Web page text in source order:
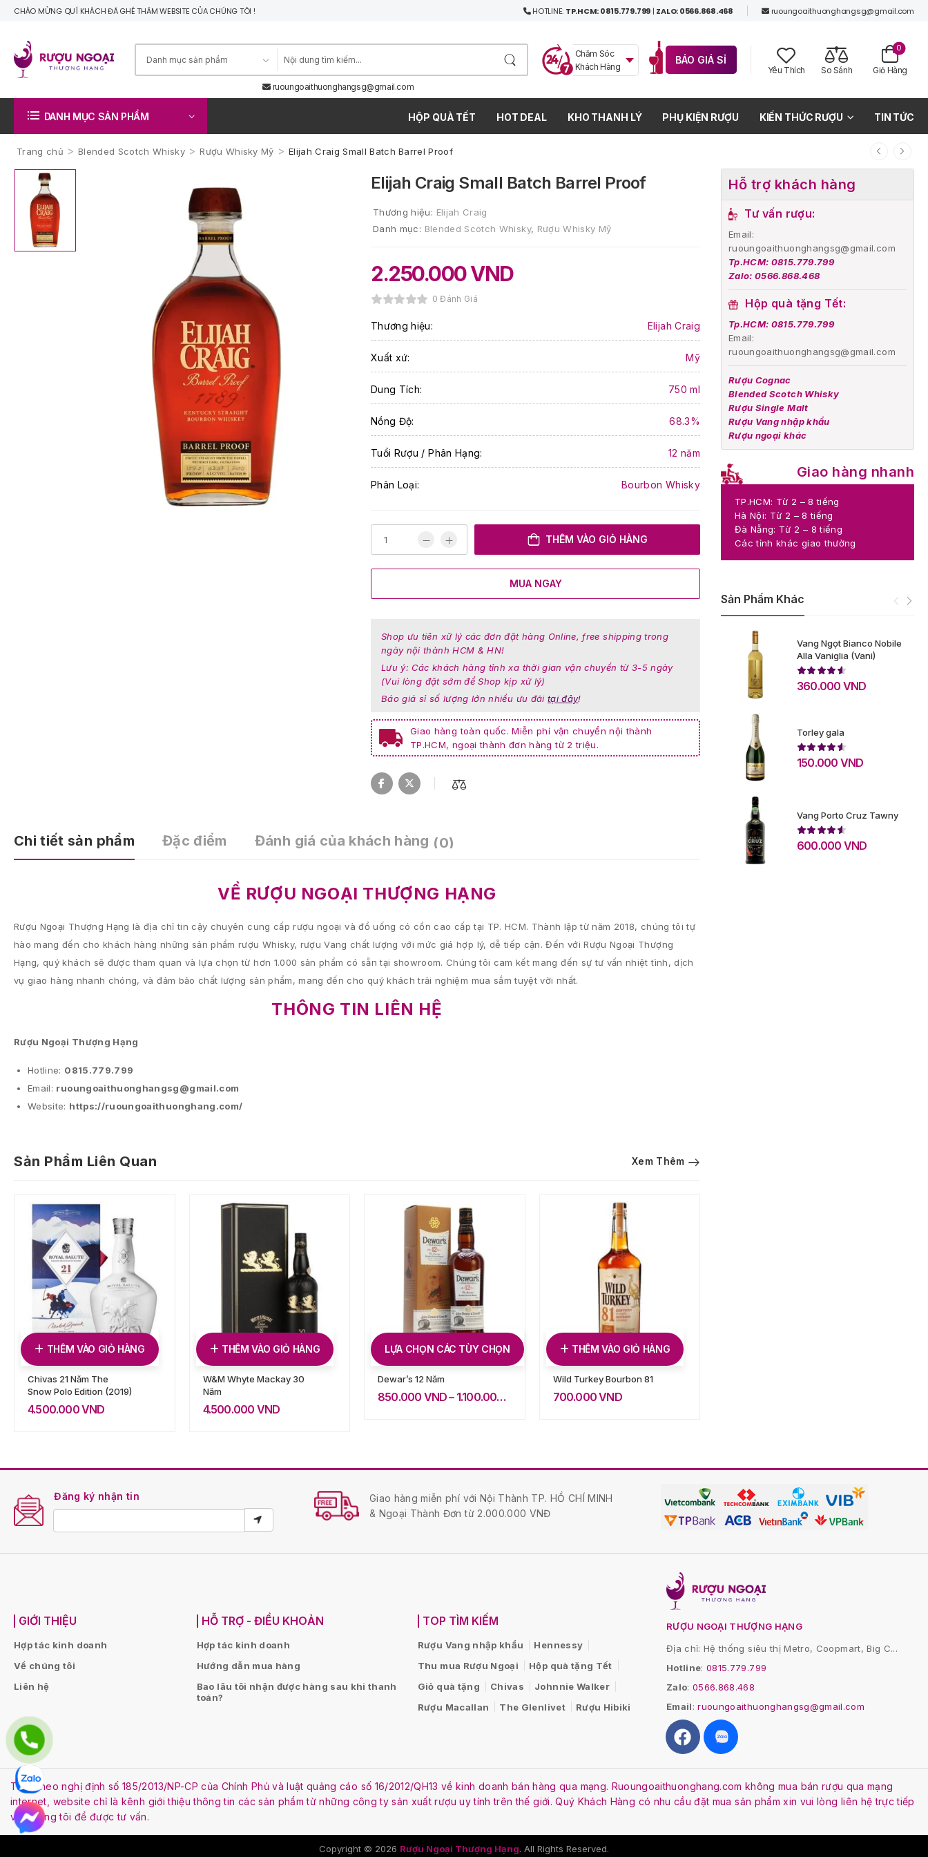
CHÀO MỪNG QUÍ KHÁCH ĐÃ GHÉ THĂM WEBSITE CỦA CHÚNG TÔI ! HOTLINE: TP.HCM: 0815.779.799 | ZALO: 0566.868.468 ruoungoaithuonghangsg@gmail.com
ruoungoaithuonghangsg@gmail.com
BÁO GIÁ SỈ
Chăm Sóc
Khách Hàng
Yêu Thích So Sánh Giỏ Hàng
0
DANH MỤC SẢN PHẨM HỘP QUÀ TẾT HOT DEAL KHO THANH LÝ PHỤ KIỆN RƯỢU KIẾN THỨC RƯỢU TIN TỨC
Trang chủ > Blended Scotch Whisky > Rượu Whisky Mỹ > Elijah Craig Small Batch Barrel Proof
Hỗ trợ khách hàng
Tư vấn rượu:
Email:
ruoungoaithuonghangsg@gmail.com
Tp.HCM: 0815.779.799
Zalo: 0566.868.468
Hộp quà tặng Tết:
Tp.HCM: 0815.779.799
Email:
ruoungoaithuonghangsg@gmail.com
Rượu Cognac
Blended Scotch Whisky
Rượu Single Malt
Rượu Vang nhập khẩu
Rượu ngoại khác
Giao hàng nhanh
TP.HCM: Từ 2 – 8 tiếng
Hà Nội: Từ 2 – 8 tiếng
Đà Nẵng: Từ 2 – 8 tiếng
Các tỉnh khác giao thường
Sản Phẩm Khác
Vang Ngọt Bianco Nobile
Alla Vaniglia (Vani)
360.000 VND
Torley gala
150.000 VND
Vang Porto Cruz Tawny
600.000 VND
Elijah Craig Small Batch Barrel Proof
Thương hiệu: Elijah Craig
Danh mục: Blended Scotch Whisky, Rượu Whisky Mỹ
2.250.000VND
0 Đánh Giá
Thương hiệu: Elijah Craig
Xuất xứ: Mỹ
Dung Tích: 750 ml
Nồng Độ: 68.3%
Tuổi Rượu / Phân Hạng: 12 năm
Phân Loại: Bourbon Whisky
THÊM VÀO GIỎ HÀNG
MUA NGAY
Shop ưu tiên xữ lý các đơn đặt hàng Online, free shipping trong
ngày nội thành HCM & HN!
Lưu ý: Các khách hàng tỉnh xa thời gian vận chuyển từ 3-5 ngày
(Vui lòng đặt sớm để Shop kịp xử lý)
Báo giá sỉ số lượng lớn nhiều ưu đãi tại đây!
Giao hàng toàn quốc. Miễn phí vận chuyển nội thành
TP.HCM, ngoại thành đơn hàng từ 2 triệu.
Chi tiết sản phẩm Đặc điểm Đánh giá của khách hàng (0)
VỀ RƯỢU NGOẠI THƯỢNG HẠNG
Rượu Ngoại Thượng Hạng là địa chỉ tin cậy chuyên cung cấp rượu ngoại và đồ uống có cồn cao cấp tại TP. HCM. Thành lập từ năm 2018, chúng tôi tự
hào mang đến cho khách hàng những sản phẩm rượu Whisky, rượu Vang chất lượng với mức giá hợp lý, dễ tiếp cận. Đến với Rượu Ngoại Thượng
Hạng, quý khách sẽ được tham quan và lựa chọn từ hơn 1.000 sản phẩm có sẵn tại showroom. Chúng tôi cam kết mang đến sự tư vấn nhiệt tình, dịch
vụ giao hàng nhanh chóng, và đảm bảo chất lượng sản phẩm, mang đến cho quý khách trải nghiệm mua sắm tuyệt vời nhất.
THÔNG TIN LIÊN HỆ
Rượu Ngoại Thượng Hạng
Hotline: 0815.779.799
Email: ruoungoaithuonghangsg@gmail.com
Website: https://ruoungoaithuonghang.com/
Sản Phẩm Liên Quan Xem Thêm
THÊM VÀO GIỎ HÀNG
Chivas 21 Năm The
Snow Polo Edition (2019)
4.500.000VND
THÊM VÀO GIỎ HÀNG
W&M Whyte Mackay 30
Năm
4.500.000 VND
LỰA CHỌN CÁC TÙY CHỌN
Dewar’s 12 Năm
850.000 VND– 1.100.000
THÊM VÀO GIỎ HÀNG
Wild Turkey Bourbon 81
700.000VND
Đăng ký nhận tin
Giao hàng miễn phí với Nội Thành TP. HỒ CHÍ MINH
& Ngoại Thành Đơn từ 2.000.000 VNĐ
GIỚI THIỆU
Hợp tác kinh doanh
Về chúng tôi
Liên hệ
HỖ TRỢ - ĐIỀU KHOẢN
Hợp tác kinh doanh
Hướng dẫn mua hàng
Bao lâu tôi nhận được hàng sau khi thanh
toán?
TOP TÌM KIẾM
Rượu Vang nhập khẩu
Hennessy
Thu mua Rượu Ngoại
Hộp quà tặng Tết
Giỏ quà tặng
Chivas
Johnnie Walker
Rượu Macallan
The Glenlivet Rượu Hibiki
RƯỢU NGOẠI THƯỢNG HẠNG
Địa chỉ: Hệ thống siêu thị Metro, Coopmart, Big C...
Hotline:0815.779.799
Zalo: 0566.868.468
Email:ruoungoaithuonghangsg@gmail.com
Tuân theo nghị định số 185/2013/NP-CP của Chính Phủ và luật quảng cáo số 16/2012/QH13 về kinh doanh bán hàng qua mạng. Ruoungoaithuonghang.com không mua bán rượu qua mạng
internet, website chỉ là kênh giới thiệu thông tin các sản phẩm từ những công ty sản xuất rượu uy tính trên thế giới. Quý Khách Hàng có nhu cầu đặt mua sản phẩm xin vui lòng liên hệ trực tiếp
với chúng tôi để được tư vấn.
Copyright © 2026 Rượu Ngoại Thượng Hạng. All Rights Reserved.